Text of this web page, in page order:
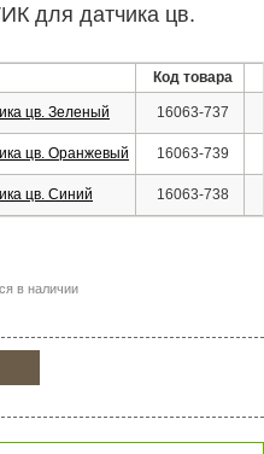
для датчика цв.
Код товара
цв. Зеленый 16063-737
цв. Оранжевый 16063-739
цв. Синий 16063-738
в наличии